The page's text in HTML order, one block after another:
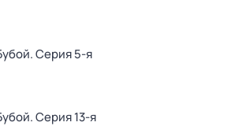
. Серия 5-я
. Серия 13-я